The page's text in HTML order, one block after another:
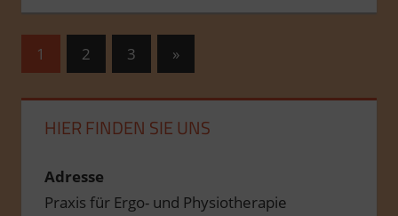
Beitragsnavigation
1 2 3
Nächste
Beiträge
»
HIER FINDEN SIE UNS
Adresse
Praxis für Ergo- und Physiotherapie